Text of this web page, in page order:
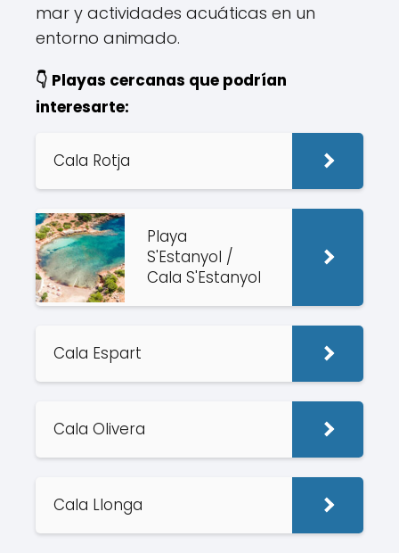
mar y actividades acuáticas en un
entorno animado.
👇 Playas cercanas que podrían
interesarte:
Cala Rotja
Playa
S'Estanyol /
Cala S'Estanyol
Cala Espart
Cala Olivera
Cala Llonga